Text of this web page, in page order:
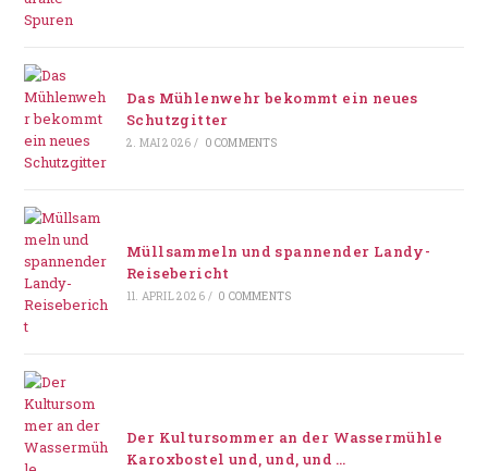
Das Mühlenwehr bekommt ein neues
Schutzgitter
2. MAI 2026 / 0 COMMENTS
Müllsammeln und spannender Landy-
Reisebericht
11. APRIL 2026 / 0 COMMENTS
Der Kultursommer an der Wassermühle
Karoxbostel und, und, und …